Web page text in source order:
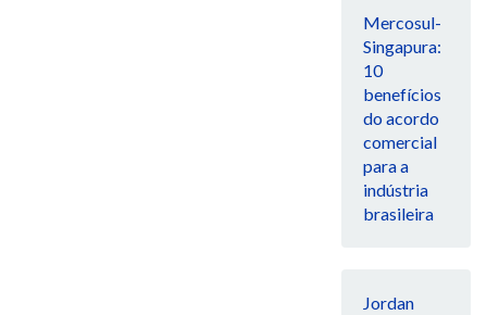
Mercosul-
Singapura:
10
benefícios
do acordo
comercial
para a
indústria
brasileira
Jordan